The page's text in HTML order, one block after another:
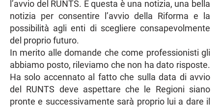
l’avvio del RUNTS. E questa è una notizia, una bella
notizia per consentire l’avvio della Riforma e la
possibilità agli enti di scegliere consapevolmente
del proprio futuro.
In merito alle domande che come professionisti gli
abbiamo posto, rileviamo che non ha dato risposte.
Ha solo accennato al fatto che sulla data di avvio
del RUNTS deve aspettare che le Regioni siano
pronte e successivamente sarà proprio lui a dare il